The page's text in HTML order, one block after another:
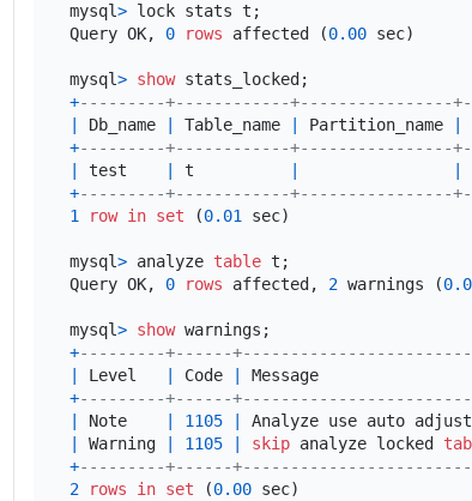
mysql> lock stats t;
Query OK, 0 rows affected (0.00 sec)
mysql> show
+---------+------------+----------------
Db_name Table_name Partition_name
+---------+------------+----------------
test t
+---------+------------+----------------
1
row in set (0.01 sec)
mysql> analyze table t;
Query OK, 0 rows affected, 2 warnings (
mysql> show
+---------+------
Level Code
+---------+------
Note 1105 Analyze use auto
Warning 1105 skip analyze locked
+---------+------
2
rows in set (0.00